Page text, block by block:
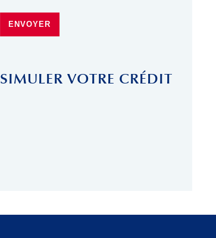
ENVOYER
SIMULER VOTRE CRÉDIT